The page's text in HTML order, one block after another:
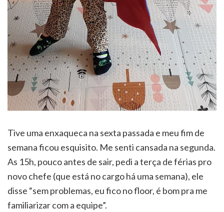
Tive uma enxaqueca na sexta passada e meu fim de
semana ficou esquisito. Me senti cansada na segunda.
As 15h, pouco antes de sair, pedi a terça de férias pro
novo chefe (que está no cargo há uma semana), ele
disse “sem problemas, eu fico no floor, é bom pra me
familiarizar com a equipe”.